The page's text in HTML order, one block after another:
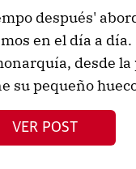
después'
en el día a día.
desde
su pequeño
VER POST